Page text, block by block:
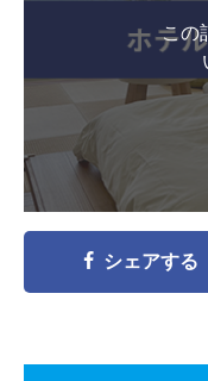
この
シェアする